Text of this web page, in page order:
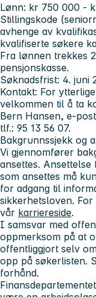
Lønn: kr 750 000 -
Stillingskode
avhenge av
kvalifiserte søkere
Fra lønnen trekkes
pensjonskasse.
Søknadsfrist: 4. juni
Kontakt: For
velkommen til å ta
Bern Hansen, e-post
tlf.: 95 13 56 07.
Bakgrunnssjekk og
Vi gjennomfører
ansettes.
som ansettes må
for adgang til
sikkerhetsloven.
vår karriereside.
I samsvar med
oppmerksom på at
offentliggjort selv
opp på søkerlisten.
forhånd.